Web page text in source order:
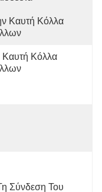
Καυτή Κόλλα
Καυτή Κόλλα
Σύνδεση Του